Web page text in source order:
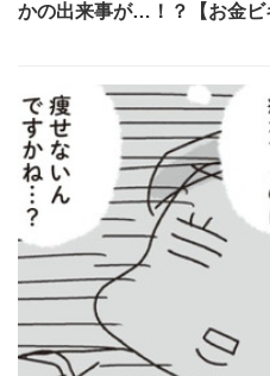
かの出来事が…！？【お金ビ